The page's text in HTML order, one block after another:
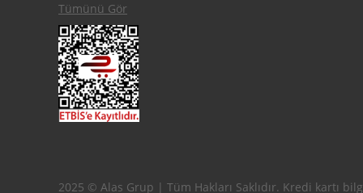
Tümünü Gör
2025 © Alas Grup | Tüm Hakları Saklıdır. Kredi kartı